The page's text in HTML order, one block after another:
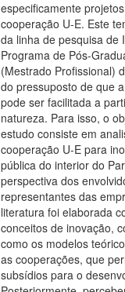
especificamente
cooperação U-E. Este
da linha de pesquisa de
Programa de Pós-
(Mestrado Profissional)
do pressuposto de que
pode ser facilitada a
natureza. Para isso, o
estudo consiste em
cooperação U-E para
pública do interior do
perspectiva dos
representantes das
literatura foi elaborada
conceitos de inovação,
como os modelos
as cooperações, que
subsídios para o